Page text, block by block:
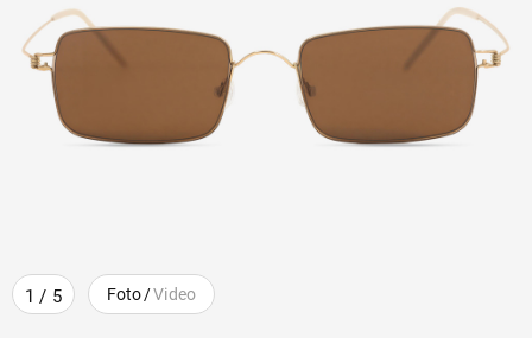
1 / 5 Foto/Video